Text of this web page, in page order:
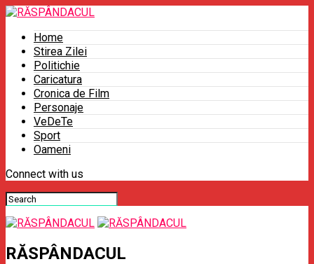
Home
Stirea Zilei
Politichie
Caricatura
Cronica de Film
Personaje
VeDeTe
Sport
Oameni
Connect with us
RĂSPÂNDACUL